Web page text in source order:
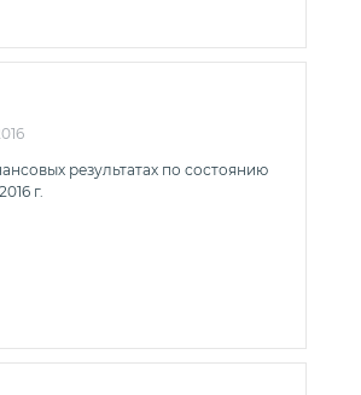
результатах по состоянию
г.